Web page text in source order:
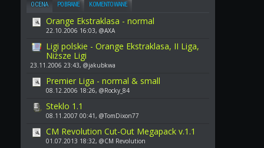
OCENA POBRANE KOMENTOWANE
Orange Ekstraklasa - normal
22.10.2006 16:03, @AXA
Ligi polskie - Orange Ekstraklasa, II Liga,
Niższe Ligi
23.11.2006 23:43, @jakubkwa
Premier Liga - normal & small
08.12.2006 18:26, @Rocky_84
Steklo 1.1
08.11.2007 00:41, @TomDixon77
CM Revolution Cut-Out Megapack v.1.1
01.07.2013 18:32, @CM Revolution